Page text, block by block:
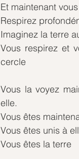
Et maintenant
Respirez
Imaginez la terre
Vous respirez et
cercle
Vous la voyez
elle.
Vous êtes
Vous êtes unis à
Vous êtes la terre